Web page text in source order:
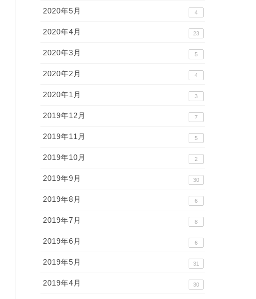
2020年5月 4
2020年4月 23
2020年3月 5
2020年2月 4
2020年1月 3
2019年12月 7
2019年11月 5
2019年10月 2
2019年9月 30
2019年8月 6
2019年7月 8
2019年6月 6
2019年5月 31
2019年4月 30